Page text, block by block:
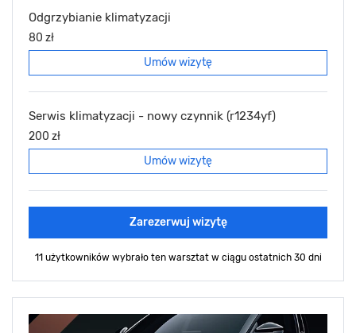
Odgrzybianie klimatyzacji
80 zł
Umów wizytę
Serwis klimatyzacji - nowy czynnik (r1234yf)
200 zł
Umów wizytę
Zarezerwuj wizytę
11 użytkowników wybrało ten warsztat w ciągu ostatnich 30 dni